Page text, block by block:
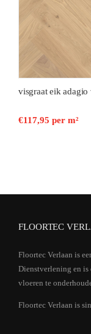
visgraat eik
€117,95 per m²
FLOORTEC
Floortec Verlaan is
Dienstverlening en is
vloeren te
Floortec Verlaan is